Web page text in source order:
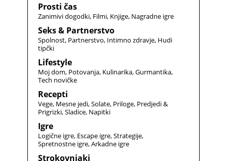
Prosti čas
Zanimivi dogodki Filmi Knjige Nagradne igre
Seks & Partnerstvo
Spolnost Partnerstvo Intimno zdravje Hudi
tipčki
Lifestyle
Moj dom Potovanja Kulinarika Gurmantika
Tech novičke
Recepti
Vege Mesne jedi Solate Priloge Predjedi &
Prigrizki Sladice Napitki
Igre
Logične igre Escape igre Strategije
Spretnostne igre Arkadne igre
Strokovnjaki